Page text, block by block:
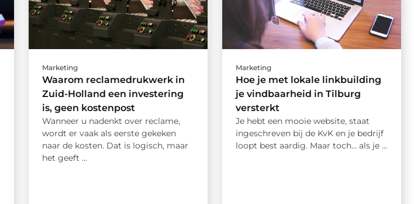
Marketing
Waarom reclamedrukwerk in
Zuid-Holland een investering
is, geen kostenpost
Wanneer u nadenkt over reclame,
wordt er vaak als eerste gekeken
naar de kosten. Dat is logisch, maar
het geeft ...
Marketing
Hoe je met lokale linkbuilding
je vindbaarheid in Tilburg
versterkt
Je hebt een mooie website, staat
ingeschreven bij de KvK en je bedrijf
loopt best aardig. Maar toch… als je ...